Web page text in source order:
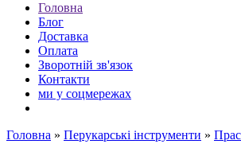
Головна
Блог
Доставка
Оплата
Зворотній зв'язок
Контакти
ми у соцмережах
Головна » Перукарські інструменти »